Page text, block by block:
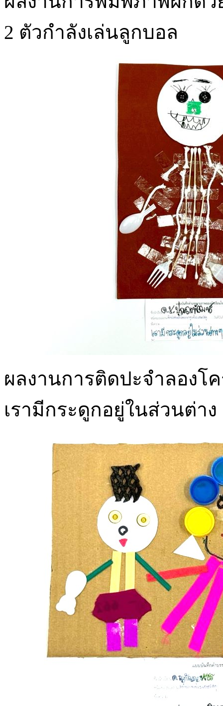
2 ตัวกำลังเล่นลูกบอล
ผลงานการติดปะจำลองโ
เรามีกระดูกอยู่ในส่วนต่าง